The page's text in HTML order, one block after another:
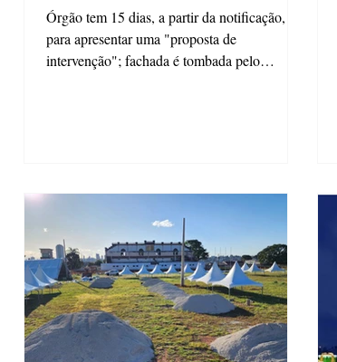
Órgão tem 15 dias, a partir da notificação,
para apresentar uma "proposta de
intervenção"; fachada é tombada pelo